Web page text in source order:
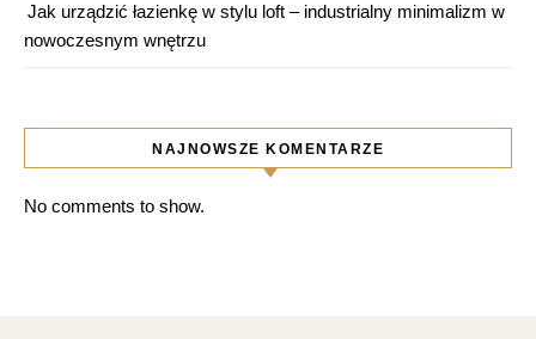
Jak urządzić łazienkę w stylu loft – industrialny minimalizm w
nowoczesnym wnętrzu
NAJNOWSZE KOMENTARZE
No comments to show.